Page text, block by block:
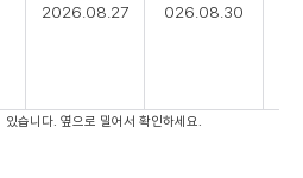
2026.08.27
026.08.30
습니다. 옆으로 밀어서 확인하세요.